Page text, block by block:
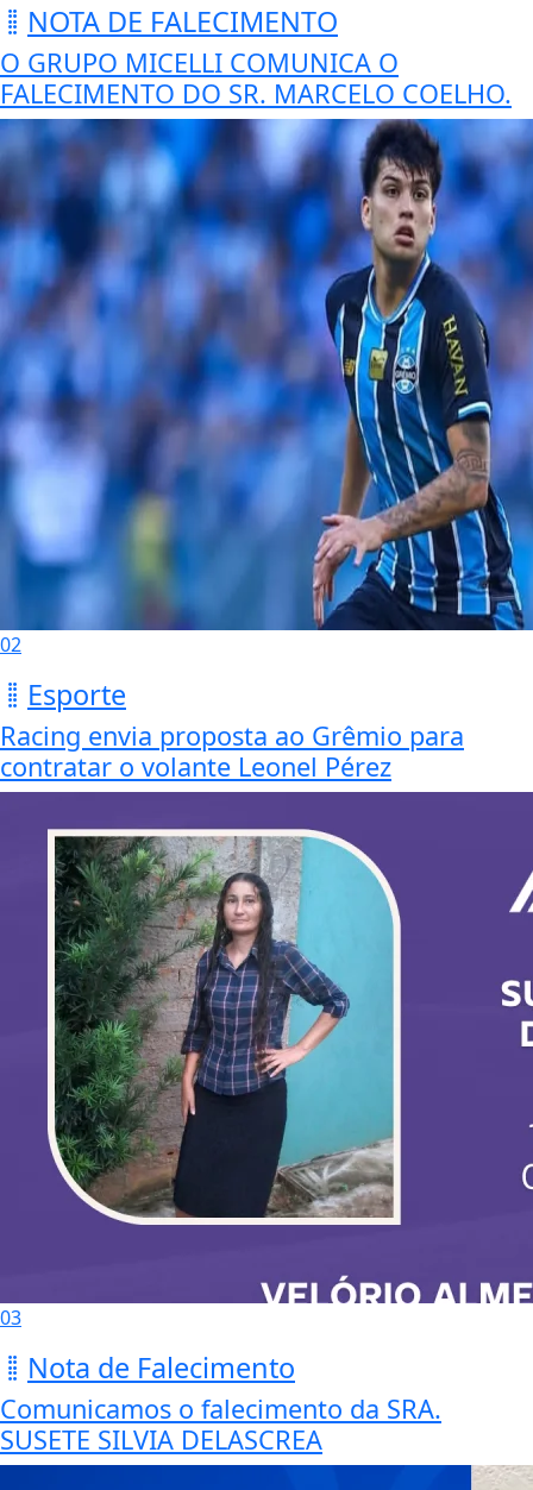
NOTA DE FALECIMENTO
O GRUPO MICELLI COMUNICA O
FALECIMENTO DO SR. MARCELO COELHO.
02
Esporte
Racing envia proposta ao Grêmio para
contratar o volante Leonel Pérez
03
Nota de Falecimento
Comunicamos o falecimento da SRA.
SUSETE SILVIA DELASCREA